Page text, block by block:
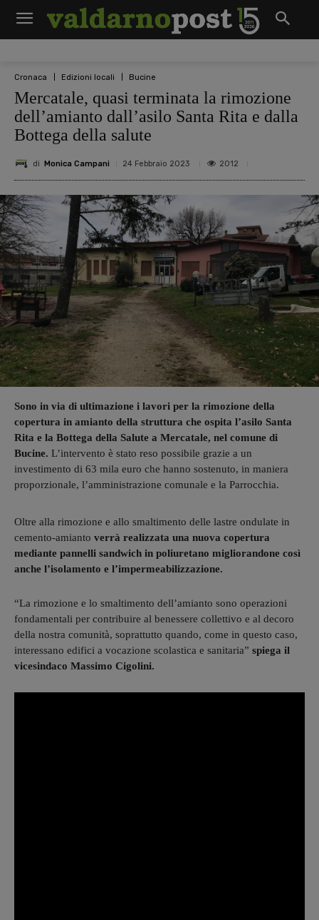
Cronaca Edizioni locali Bucine
Mercatale, quasi terminata la rimozione
dell’amianto dall’asilo Santa Rita e dalla
Bottega della salute
di Monica Campani 24 Febbraio 2023 2012
Sono in via di ultimazione i lavori per la rimozione della
copertura in amianto della struttura che ospita l’asilo Santa
Rita e la Bottega della Salute a Mercatale, nel comune di
Bucine. L’intervento è stato reso possibile grazie a un
investimento di 63 mila euro che hanno sostenuto, in maniera
proporzionale, l’amministrazione comunale e la Parrocchia.
Oltre alla rimozione e allo smaltimento delle lastre ondulate in
cemento-amianto verrà realizzata una nuova copertura
mediante pannelli sandwich in poliuretano migliorandone così
anche l’isolamento e l’impermeabilizzazione.
“La rimozione e lo smaltimento dell’amianto sono operazioni
fondamentali per contribuire al benessere collettivo e al decoro
della nostra comunità, soprattutto quando, come in questo caso,
interessano edifici a vocazione scolastica e sanitaria” spiega il
vicesindaco Massimo Cigolini.